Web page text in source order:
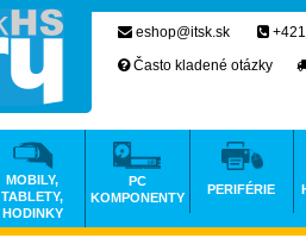
eshop@itsk.sk
Často kladené otázky
MOBILY,
TABLETY,
HODINKY
PC
KOMPONENTY
PERIFÉRIE